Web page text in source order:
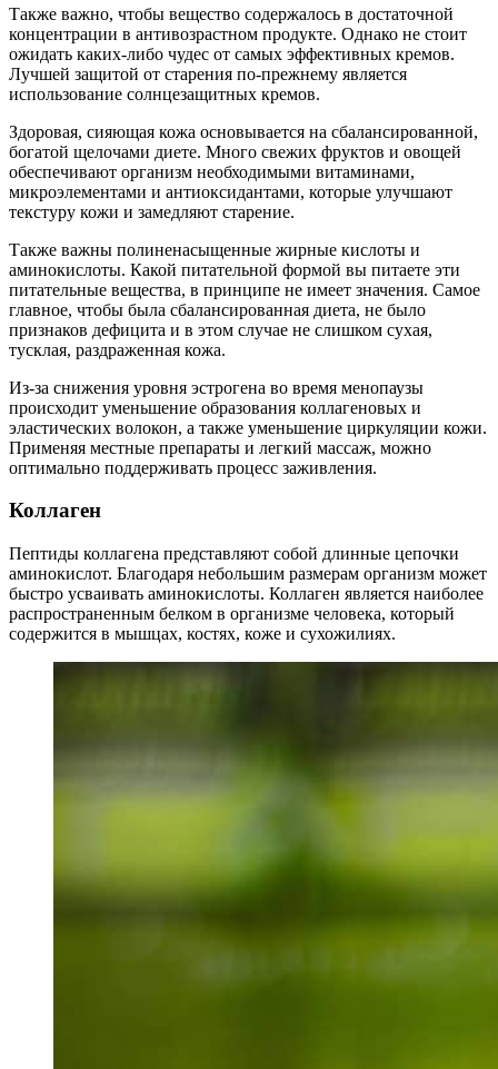
Также важно, чтобы вещество содержалось в достаточной
концентрации в антивозрастном продукте. Однако не стоит
ожидать каких-либо чудес от самых эффективных кремов.
Лучшей защитой от старения по-прежнему является
использование солнцезащитных кремов.
Здоровая, сияющая кожа основывается на сбалансированной,
богатой щелочами диете. Много свежих фруктов и овощей
обеспечивают организм необходимыми витаминами,
микроэлементами и антиоксидантами, которые улучшают
текстуру кожи и замедляют старение.
Также важны полиненасыщенные жирные кислоты и
аминокислоты. Какой питательной формой вы питаете эти
питательные вещества, в принципе не имеет значения. Самое
главное, чтобы была сбалансированная диета, не было
признаков дефицита и в этом случае не слишком сухая,
тусклая, раздраженная кожа.
Из-за снижения уровня эстрогена во время менопаузы
происходит уменьшение образования коллагеновых и
эластических волокон, а также уменьшение циркуляции кожи.
Применяя местные препараты и легкий массаж, можно
оптимально поддерживать процесс заживления.
Коллаген
Пептиды коллагена представляют собой длинные цепочки
аминокислот. Благодаря небольшим размерам организм может
быстро усваивать аминокислоты. Коллаген является наиболее
распространенным белком в организме человека, который
содержится в мышцах, костях, коже и сухожилиях.